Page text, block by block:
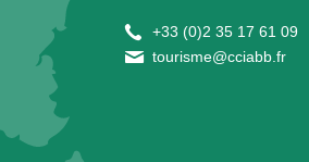
+33 (0)2 35 17 61 09
tourisme@cciabb.fr